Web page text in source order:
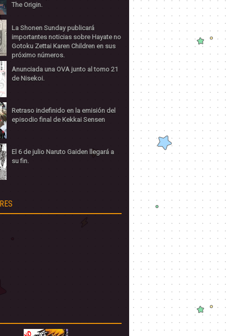
The Origin.
La Shonen Sunday publicará
importantes noticias sobre Hayate no
Gotoku Zettai Karen Children en sus
próximo números.
Anunciada una OVA junto al tomo 21
de Nisekoi.
Retraso indefinido en la emisión del
episodio final de Kekkai Sensen
El 6 de julio Naruto Gaiden llegará a
su fin.